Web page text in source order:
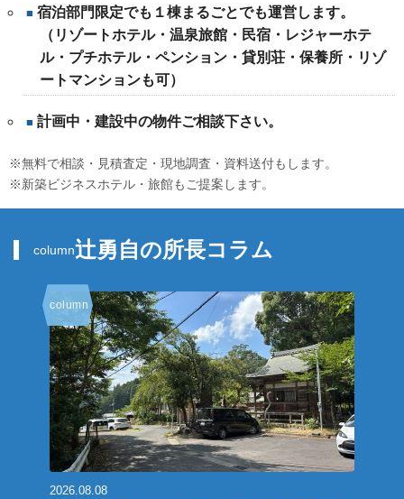
宿泊部門限定でも１棟まるごとでも運営します。
（リゾートホテル・温泉旅館・民宿・レジャーホテ
ル・プチホテル・ペンション・貸別荘・保養所・リゾ
ートマンションも可）
計画中・建設中の物件ご相談下さい。
※無料で相談・見積査定・現地調査・資料送付もします。
※新築ビジネスホテル・旅館もご提案します。
column辻勇自の所長コラム
column
2026.08.08